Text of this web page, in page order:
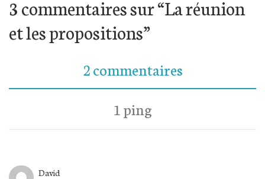
T
R
3 commentaires sur “La réunion
et les propositions”
2 commentaires
1 ping
David